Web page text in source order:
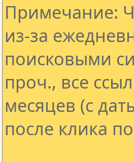
Примечание:
из-за
поисковыми
проч., все
месяцев (с
после клика